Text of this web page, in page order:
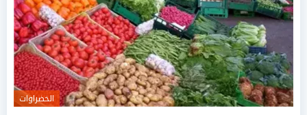
الخضراوات